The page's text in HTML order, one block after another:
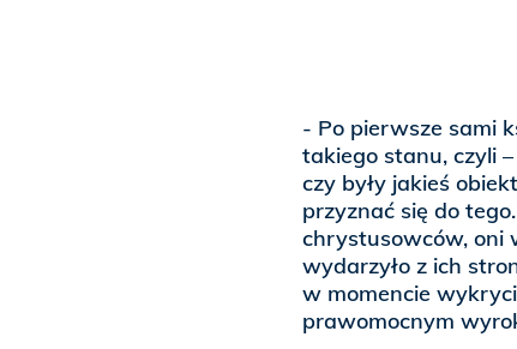
- Po pierwsze sami
takiego stanu, czyli
czy były jakieś
przyznać się do
chrystusowców, oni
wydarzyło z ich
w momencie
prawomocnym